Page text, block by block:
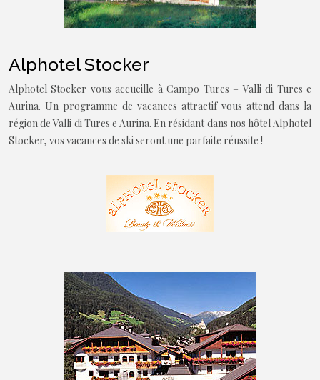
Alphotel Stocker
Alphotel Stocker vous accueille à Campo Tures – Valli di Tures e
Aurina. Un programme de vacances attractif vous attend dans la
région de Valli di Tures e Aurina. En résidant dans nos hôtel Alphotel
Stocker, vos vacances de ski seront une parfaite réussite !